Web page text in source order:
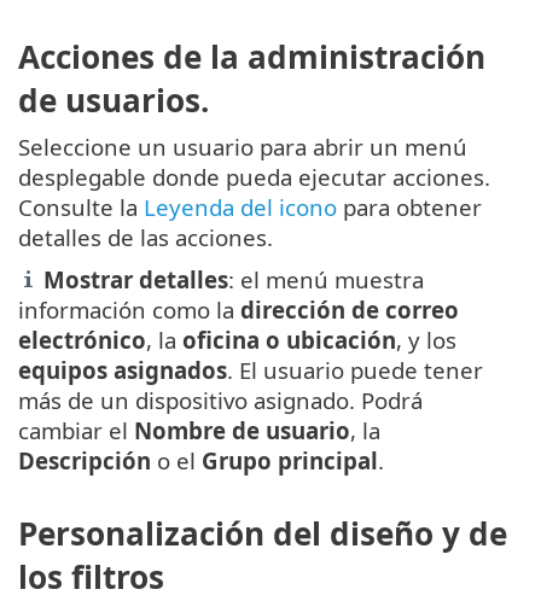
Acciones de la administración
de usuarios.
Seleccione un usuario para abrir un menú
desplegable donde pueda ejecutar acciones.
Consulte la Leyenda del icono para obtener
detalles de las acciones.
Mostrar detalles: el menú muestra
información como la dirección de correo
electrónico, la oficina o ubicación, y los
equipos asignados. El usuario puede tener
más de un dispositivo asignado. Podrá
cambiar el Nombre de usuario, la
Descripción o el Grupo principal.
Personalización del diseño y de
los filtros